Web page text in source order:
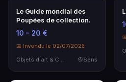
Le Guide mondial des
Poupées de collection.
10 – 20 €
📅 Invendu le 02/07/2026
Objets d'art & Curiosités
Sens